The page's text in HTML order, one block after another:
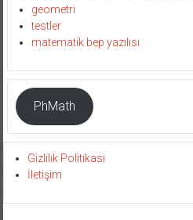
geometri
testler
matematik bep yazılısı
PhMath
Gizlilik Politikası
İletişim